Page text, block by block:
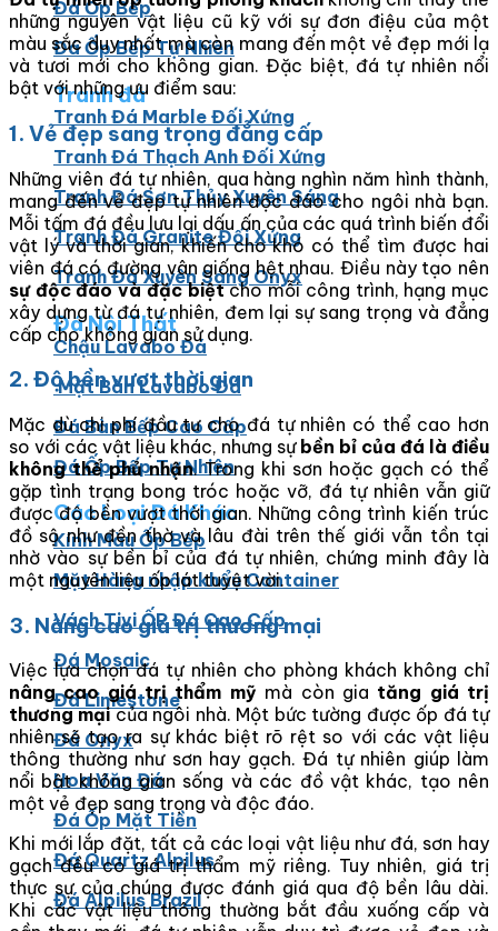
Đá Ốp Bếp
Đá Ốp Bếp Tự Nhiên
Tranh đá
Tranh Đá Marble Đối Xứng
Tranh Đá Thạch Anh Đối Xứng
Tranh Đá Sơn Thủy Xuyên Sáng
Tranh Đá Granite Đối Xứng
Tranh Đá Xuyên Sáng Onyx
Đá Nội Thất
Chậu Lavabo Đá
Mặt Bàn Lavabo Đá
Đá Bàn Bếp Cao Cấp
Đá Ốp Bếp Tự Nhiên
Các Loại Đá Khác
Kính Màu Ốp Bếp
Mặt Hàng nhập khẩu Container
Vách Tivi ỐP Đá Cao Cấp
Đá Mosaic
Đá Limestone
Đá Onyx
Hoa Văn Đá
Đá Ốp Mặt Tiền
Đá Quartz Alpilus
Đá Alpilus Brazil
những nguyên vật liệu cũ kỹ với sự đơn điệu của một
màu sắc duy nhất mà còn mang đến một vẻ đẹp mới lạ
và tươi mới cho không gian. Đặc biệt, đá tự nhiên nổi
bật với những ưu điểm sau:
1. Vẻ đẹp sang trọng đẳng cấp
Những viên đá tự nhiên, qua hàng nghìn năm hình thành,
mang đến vẻ đẹp tự nhiên độc đáo cho ngôi nhà bạn.
Mỗi tấm đá đều lưu lại dấu ấn của các quá trình biến đổi
vật lý và thời gian, khiến cho khó có thể tìm được hai
viên đá có đường vân giống hệt nhau. Điều này tạo nên
sự độc đáo và đặc biệtcho mỗi công trình, hạng mục
xây dựng từ đá tự nhiên, đem lại sự sang trọng và đẳng
cấp cho không gian sử dụng.
2. Độ bền vượt thời gian
Mặc dù chi phí đầu tư cho đá tự nhiên có thể cao hơn
so với các vật liệu khác, nhưng sự bền bỉ của đá là điều
không thể phủ nhận. Trong khi sơn hoặc gạch có thể
gặp tình trạng bong tróc hoặc vỡ, đá tự nhiên vẫn giữ
được độ bền vượt thời gian. Những công trình kiến trúc
đồ sộ như đền thờ và lâu đài trên thế giới vẫn tồn tại
nhờ vào sự bền bỉ của đá tự nhiên, chứng minh đây là
một nguyên liệu ốp lát tuyệt vời.
3. Nâng cao giá trị thương mại
Việc lựa chọn đá tự nhiên cho phòng khách không chỉ
nâng cao giá trị thẩm mỹ mà còn gia tăng giá trị
thương mạicủa ngôi nhà. Một bức tường được ốp đá tự
nhiên sẽ tạo ra sự khác biệt rõ rệt so với các vật liệu
thông thường như sơn hay gạch. Đá tự nhiên giúp làm
nổi bật không gian sống và các đồ vật khác, tạo nên
một vẻ đẹp sang trọng và độc đáo.
Khi mới lắp đặt, tất cả các loại vật liệu như đá, sơn hay
gạch đều có giá trị thẩm mỹ riêng. Tuy nhiên, giá trị
thực sự của chúng được đánh giá qua độ bền lâu dài.
Khi các vật liệu thông thường bắt đầu xuống cấp và